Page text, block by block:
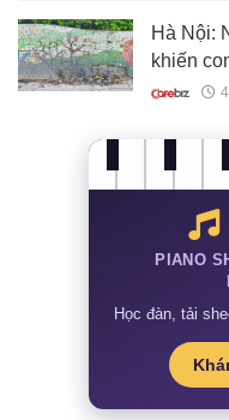
Hà Nội:
khiến
nhếch
PIANO
Học đàn, tải